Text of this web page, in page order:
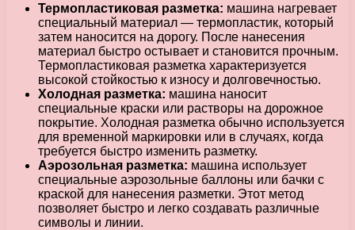
Термопластиковая разметка: машина нагревает
специальный материал — термопластик, который
затем наносится на дорогу. После нанесения
материал быстро остывает и становится прочным.
Термопластиковая разметка характеризуется
высокой стойкостью к износу и долговечностью.
Холодная разметка: машина наносит
специальные краски или растворы на дорожное
покрытие. Холодная разметка обычно используется
для временной маркировки или в случаях, когда
требуется быстро изменить разметку.
Аэрозольная разметка: машина использует
специальные аэрозольные баллоны или бачки с
краской для нанесения разметки. Этот метод
позволяет быстро и легко создавать различные
символы и линии.